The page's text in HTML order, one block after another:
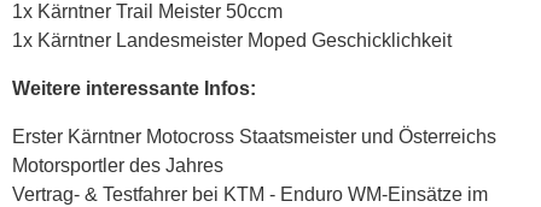
1x Kärntner Trail Meister 50ccm
1x Kärntner Landesmeister Moped Geschicklichkeit
Weitere interessante Infos:
Erster Kärntner Motocross Staatsmeister und Österreichs
Motorsportler des Jahres
Vertrag- & Testfahrer bei KTM - Enduro WM-Einsätze im